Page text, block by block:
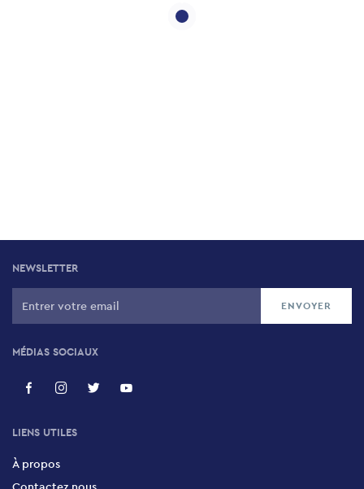
NEWSLETTER
MÉDIAS SOCIAUX
LIENS UTILES
À propos